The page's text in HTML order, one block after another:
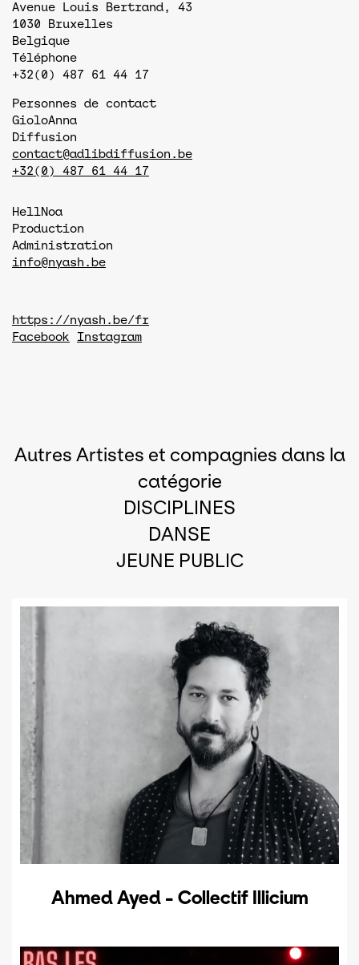
Avenue Louis Bertrand, 43
1030
Bruxelles
Belgique
Téléphone
+32(0) 487 61 44 17
Personnes de contact
GioloAnna
Diffusion
contact@adlibdiffusion.be
+32(0) 487 61 44 17
HellNoa
Production
Administration
info@nyash.be
https://nyash.be/fr
Facebook
Instagram
Autres Artistes et compagnies dans la
catégorie
DISCIPLINES
DANSE
JEUNE PUBLIC
Ahmed Ayed - Collectif Illicium